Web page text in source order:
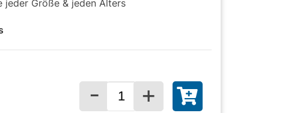
jeder Größe & jeden Alters
- +